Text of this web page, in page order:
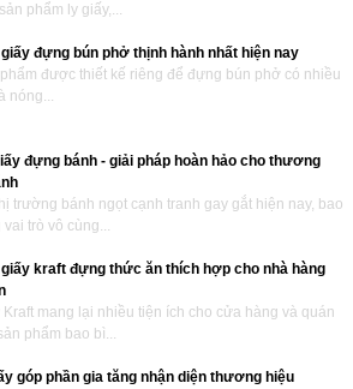
phẩm ly giấy,...
giấy đựng bún phở thịnh hành nhất hiện nay
được thiết kế riêng để đựng bún phở có nhiều
nóng...
đựng bánh - giải pháp hoàn hảo cho thương
trường bánh ngọt cạnh tranh gay gắt hiện nay, bao
vai trò vô cùng...
giấy kraft đựng thức ăn thích hợp cho nhà hàng
Kraft mang lại nhiều tiện ích cho cửa hàng và quán
phẩm bao bì...
góp phần gia tăng nhận diện thương hiệu